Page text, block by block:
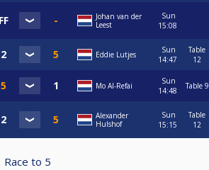
Johan van der
Leest
Sun
15:08
Eddie Lutjes
Sun
14:47
Table
12
Mo Al-Refai
Sun
14:48
Table 9
Alexander
Hulshof
Sun
15:15
Table
12
Race to 5